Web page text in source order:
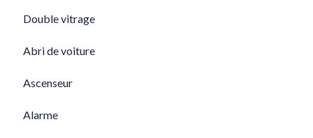
Double vitrage
Abri de voiture
Ascenseur
Alarme